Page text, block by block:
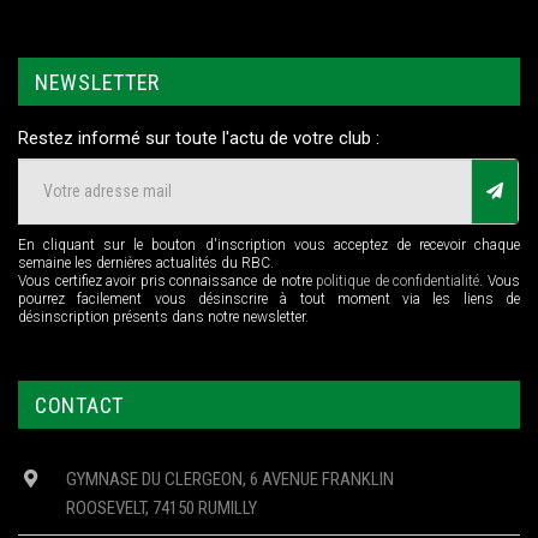
NEWSLETTER
Restez informé sur toute l'actu de votre club :
En cliquant sur le bouton d'inscription vous acceptez de recevoir chaque
semaine les dernières actualités du RBC.
Vous certifiez avoir pris connaissance de notre politique de confidentialité. Vous
pourrez facilement vous désinscrire à tout moment via les liens de
désinscription présents dans notre newsletter.
CONTACT
GYMNASE DU CLERGEON, 6 AVENUE FRANKLIN
ROOSEVELT, 74150 RUMILLY